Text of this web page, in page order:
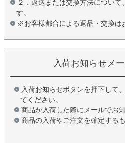
２．返送または交換方法について
す。
※お客様都合による返品・交換は
入荷お知らせメ
入荷お知らせボタンを押下して
てください。
商品が入荷した際にメールでお
商品の入荷やご注文を確定する